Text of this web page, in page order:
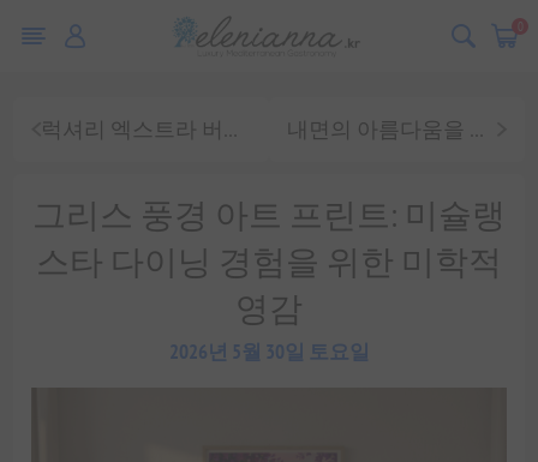
0
그리스 풍경 아트 프린트: 미슐랭
스타 다이닝 경험을 위한 미학적
영감
2026년 5월 30일 토요일